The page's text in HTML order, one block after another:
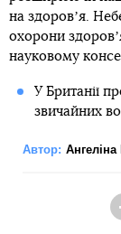
на здоровʼя.
охорони
науковому
У Британії
звичайних
Автор: